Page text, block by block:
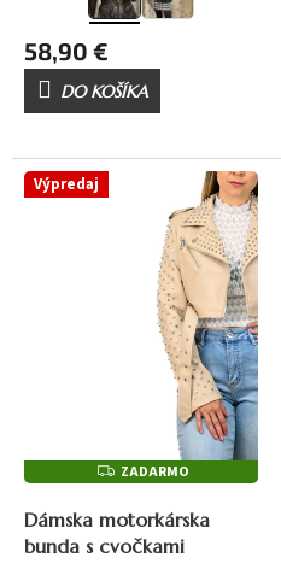
58,90 €
DO KOŠÍKA
Výpredaj
Z
A
A
M
ZADARMO
Dámska motorkárska
bunda s cvočkami